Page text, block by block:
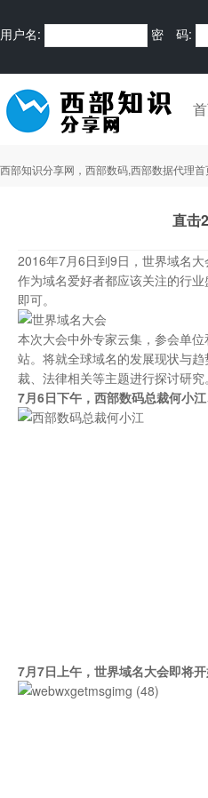
用户名: 密 码:
西部知识分享网，西部数码,西部数据代理首
直击
2016年7月6日到9日，世界域名大
作为域名爱好者都应该关注的行
即可。
本次大会中外专家云集，参会单
站。将就全球域名的发展现状与
裁、法律相关等主题进行探讨研究。
7月6日下午，西部数码总裁何小
7月7日上午，世界域名大会即将开